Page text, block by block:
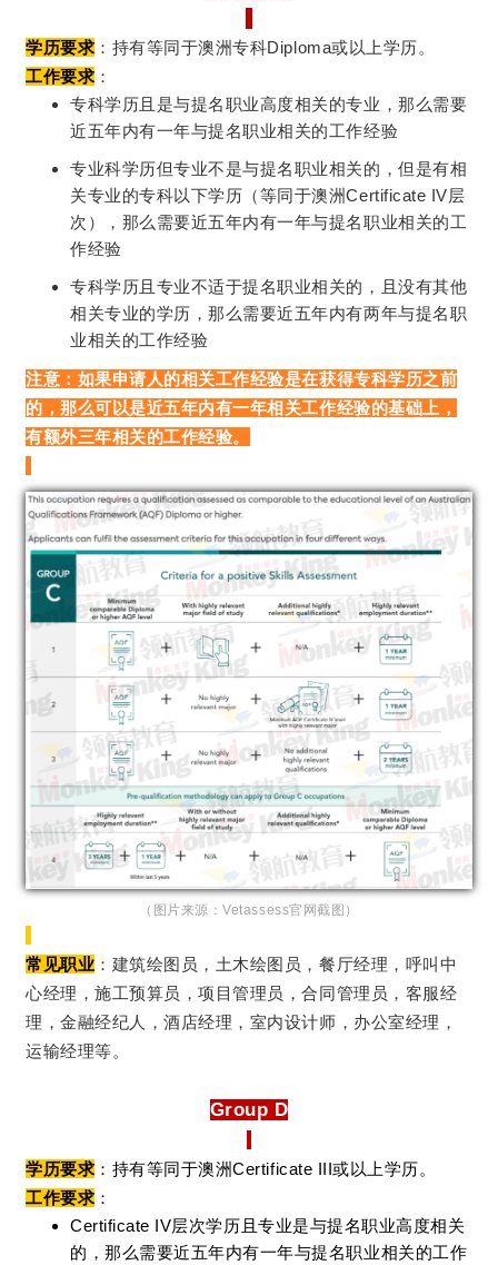
学历要求 ：持有等同于澳洲专科Diploma或以上学历。
工作要求 ：
专科学历且是与提名职业高度相关的专业，那么需要
近五年内有一年与提名职业相关的工作经验
专业科学历但专业不是与提名职业相关的，但是有相
关专业的专科以下学历（等同于澳洲Certificate IV层
次），那么需要近五年内有一年与提名职业相关的工
作经验
专科学历且专业不适于提名职业相关的，且没有其他
相关专业的学历，那么需要近五年内有两年与提名职
业相关的工作经验
注意：如果申请人的相关工作经验是在获得专科学历之前
的，那么可以是近五年内有一年相关工作经验的基础上，
有额外三年相关的工作经验。
（图片来源：Vetassess官网截图）
常见职业 ：建筑绘图员，土木绘图员，餐厅经理，呼叫中
心经理，施工预算员，项目管理员，合同管理员，客服经
理，金融经纪人，酒店经理，室内设计师，办公室经理，
运输经理等。
Group D
学历要求 ：持有等同于澳洲Certificate III或以上学历。
工作要求 ：
Certificate IV层次学历且专业是与提名职业高度相关
的，那么需要近五年内有一年与提名职业相关的工作